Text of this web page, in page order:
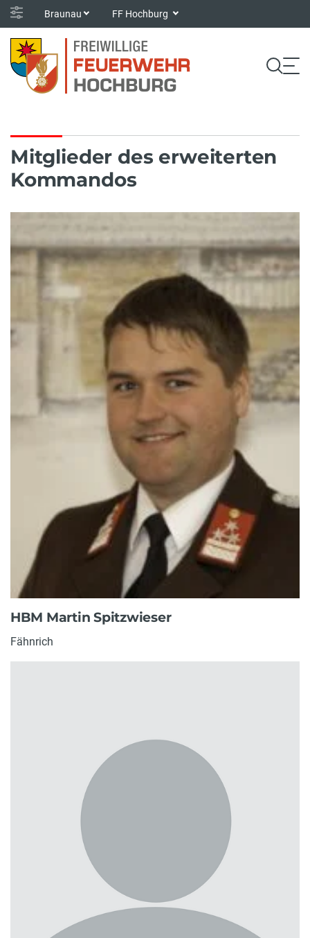
Braunau FF Hochburg
Mitglieder des erweiterten
Kommandos
HBM Martin Spitzwieser
Fähnrich